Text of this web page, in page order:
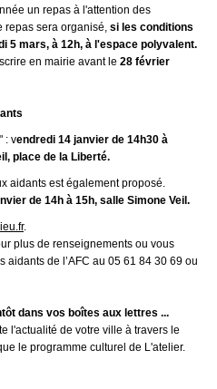
un repas à l'attention des
repas sera organisé, si les conditions
5 mars, à 12h, à l'espace polyvalent.
en mairie avant le 28 février
: vendredi 14 janvier de 14h30 à
place de la Liberté.
aidants est également proposé.
de 14h à 15h, salle Simone Veil.
.
plus de renseignements ou vous
aidants de l’AFC au 05 61 84 30 69 ou
dans vos boîtes aux lettres ...
l'actualité de votre ville à travers le
le programme culturel de L'atelier.